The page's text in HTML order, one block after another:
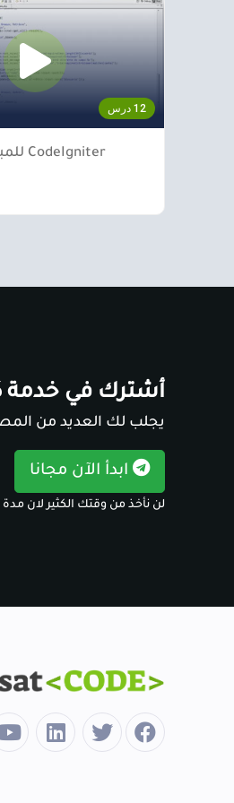
12 درس
CodeIgniter للمبتدئين
أشترك في خدمة
يجلب لك العديد من
ابدأ الآن مجانا
لن نأخذ من وقتك الكثير لان مدة تفعيل